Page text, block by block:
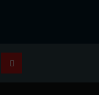
TÉRMINOS